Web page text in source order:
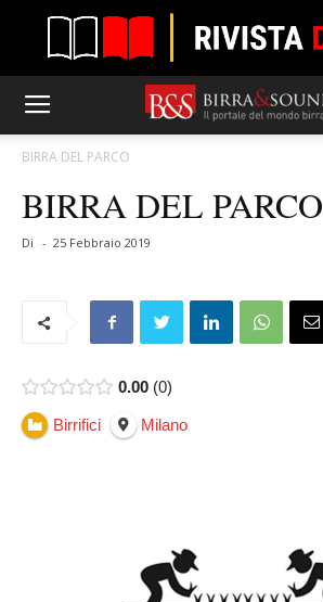
BIRRA DEL PARCO
BIRRA DEL PARCO
Di - 25 Febbraio 2019
0.00 0
Birrifici Milano